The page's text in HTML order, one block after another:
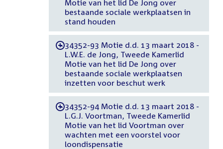
Motie van het lid De Jong over
bestaande sociale werkplaatsen in
stand houden
-34352-93 Motie d.d. 13 maart 2018 -
L.W.E. de Jong, Tweede Kamerlid
Motie van het lid De Jong over
bestaande sociale werkplaatsen
inzetten voor beschut werk
-34352-94 Motie d.d. 13 maart 2018 -
L.G.J. Voortman, Tweede Kamerlid
Motie van het lid Voortman over
wachten met een voorstel voor
loondispensatie